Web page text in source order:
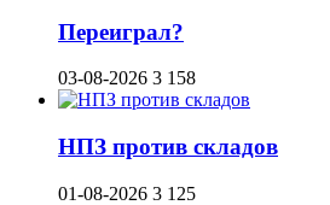
Переиграл?
03-08-2026 3 158
НПЗ против складов
01-08-2026 3 125